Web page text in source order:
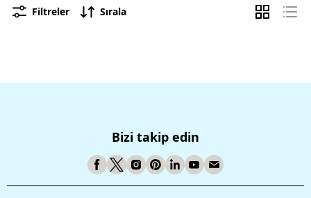
Filtreler Sırala
Bizi takip edin